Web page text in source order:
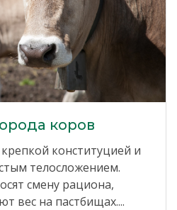
коров
конституцией и
телосложением.
смену рациона,
вес на пастбищах....